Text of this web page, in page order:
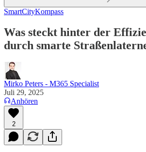
SmartCityKompass
Was steckt hinter der
durch smarte
Mirko Peters - M365 Specialist
Juli 29, 2025
Anhören
2